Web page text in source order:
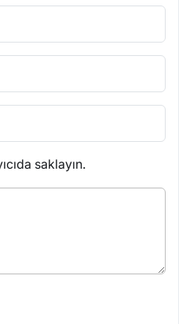
saklayın.